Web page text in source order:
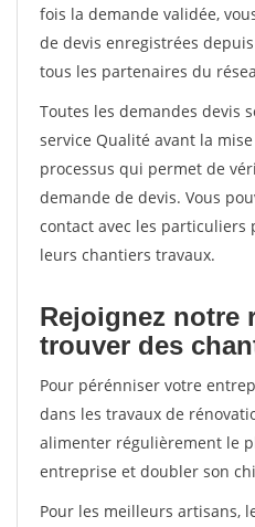
fois la demande validée,
de devis enregistrées
tous les partenaires du
Toutes les demandes devis
service Qualité avant la
processus qui permet de
demande de devis. Vous
contact avec les
leurs chantiers travaux.
Rejoignez notre
trouver des
Pour pérénniser votre
dans les travaux de
alimenter régulièrement le
entreprise et doubler son
Pour les meilleurs artisans,